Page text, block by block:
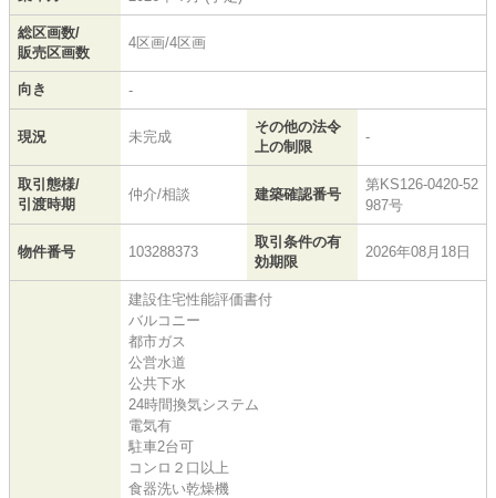
総区画数/
販売区画数
4区画/4区画
向き -
現況 未完成
その他の法令
上の制限
-
取引態様/
引渡時期
仲介/相談 建築確認番号
第KS126‐0420‐52
987号
物件番号 103288373
取引条件の有
効期限
2026年08月18日
建設住宅性能評価書付
バルコニー
都市ガス
公営水道
公共下水
24時間換気システム
電気有
駐車2台可
コンロ２口以上
食器洗い乾燥機